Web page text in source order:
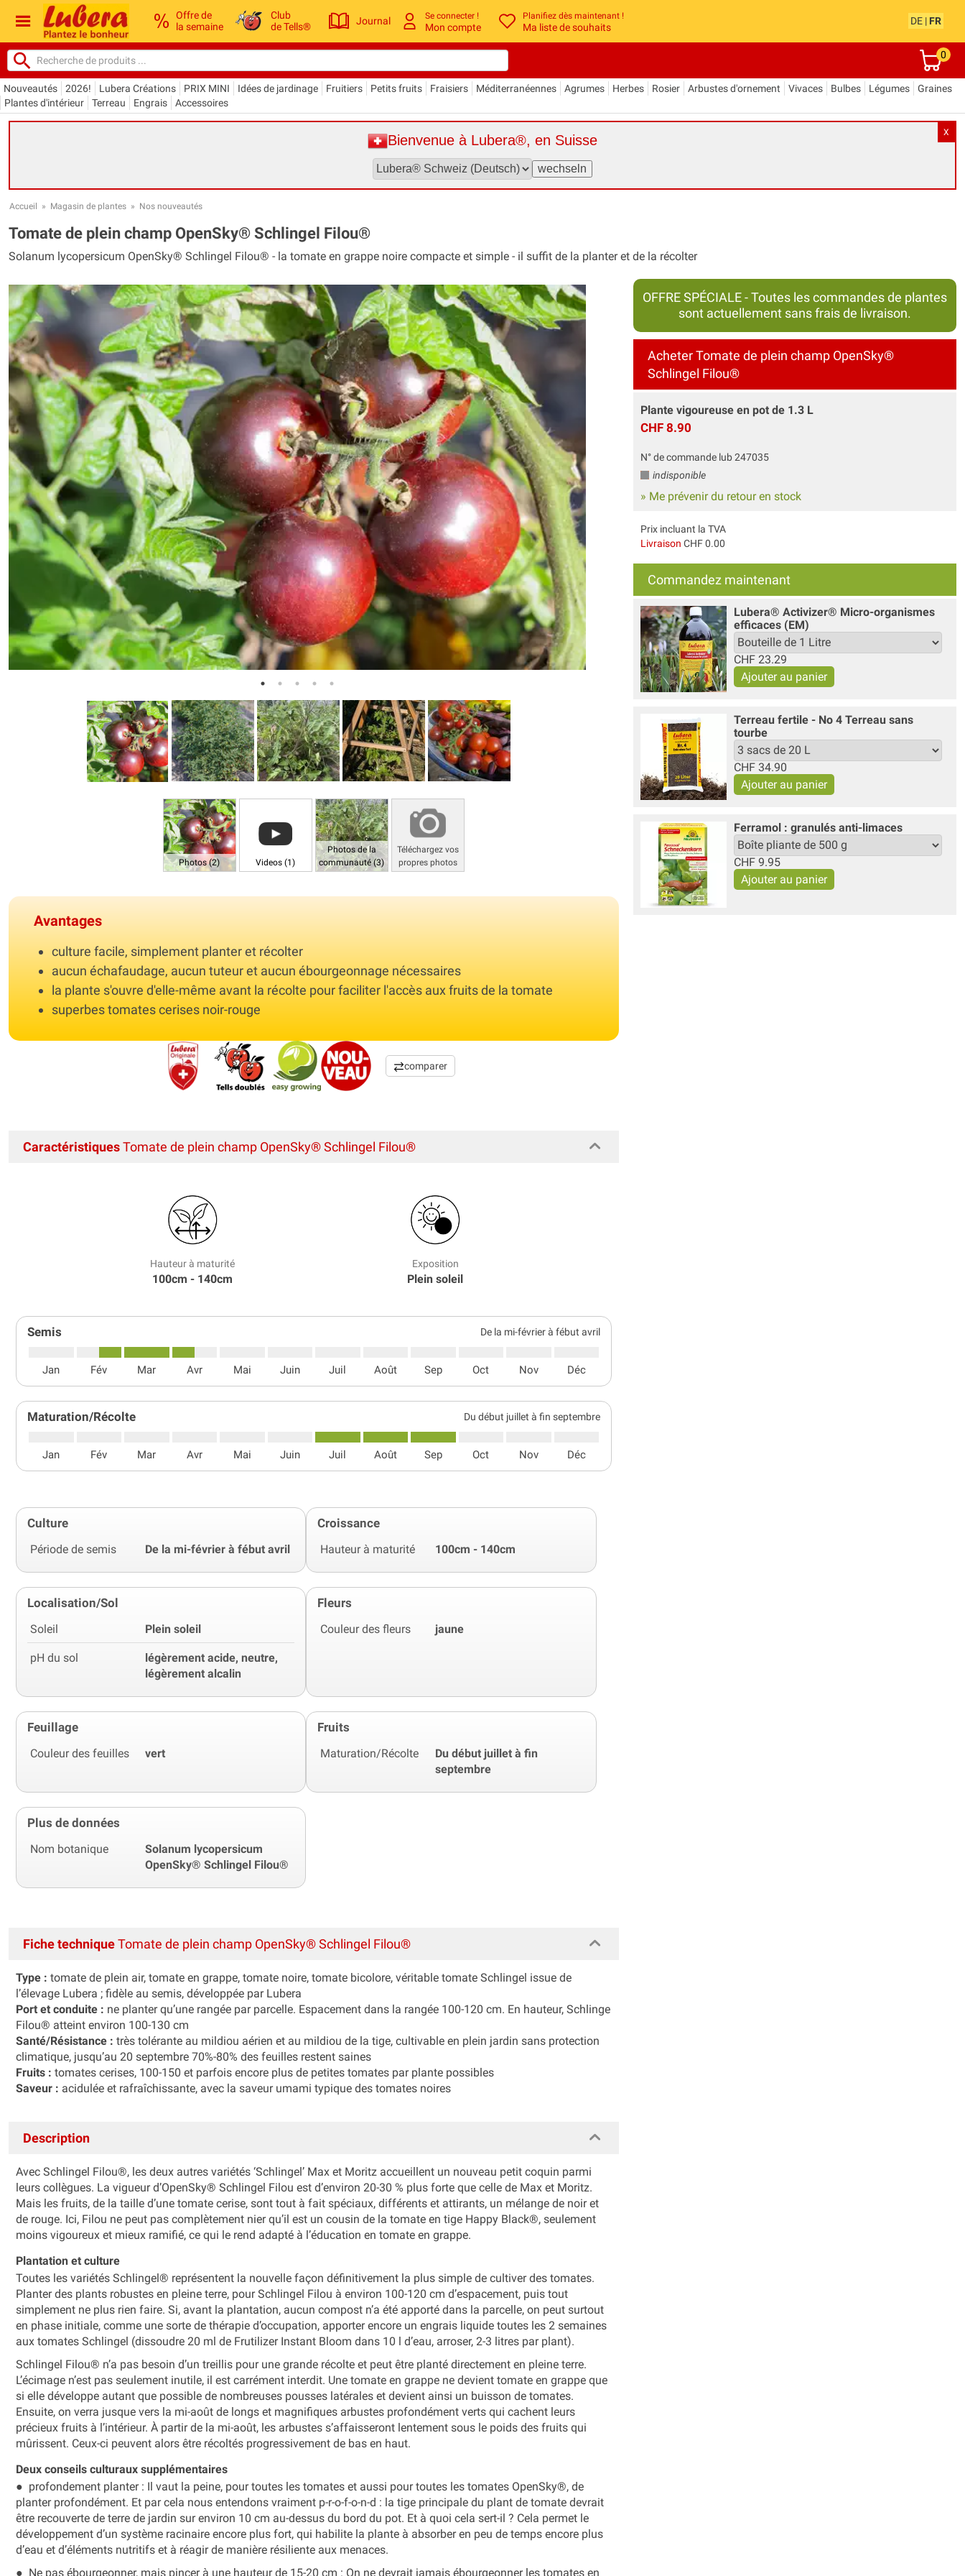
Offre de
la semaine
Club
de Tells®
Journal Se connecter !
Mon compte
Planifiez dès maintenant !
Ma liste de souhaits
DE | FR
0
Nouveautés 2026! Lubera Créations PRIX MINI Idées de jardinage Fruitiers Petits fruits Fraisiers Méditerranéennes Agrumes Herbes Rosier Arbustes d'ornement Vivaces Bulbes Légumes
Graines
Plantes d'intérieur
Terreau Engrais Accessoires
X
Bienvenue à Lubera®, en Suisse
Accueil » Magasin de plantes » Nos nouveautés
Tomate de plein champ OpenSky® Schlingel Filou®
Solanum lycopersicum OpenSky® Schlingel Filou® - la tomate en grappe noire compacte et simple - il suffit de la planter et de la récolter
Photos (2) Videos (1)
Photos de la
communauté (3)
Téléchargez vos
propres photos
Avantages
culture facile, simplement planter et récolter
aucun échafaudage, aucun tuteur et aucun ébourgeonnage nécessaires
la plante s'ouvre d'elle-même avant la récolte pour faciliter l'accès aux fruits de la tomate
superbes tomates cerises noir-rouge
comparer
OFFRE SPÉCIALE - Toutes les commandes de plantes
sont actuellement sans frais de livraison.
Acheter Tomate de plein champ OpenSky®
Schlingel Filou®
Plante vigoureuse en pot de 1.3 L
CHF 8.90
N° de commande lub 247035
indisponible
» Me prévenir du retour en stock
Prix incluant la TVA
Livraison CHF 0.00
Commandez maintenant
Lubera® Activizer® Micro-organismes
efficaces (EM)
CHF 23.29
Terreau fertile - No 4 Terreau sans
tourbe
CHF 34.90
Ferramol : granulés anti-limaces
CHF 9.95
CaractéristiquesTomate de plein champ OpenSky® Schlingel Filou®
Hauteur à maturité
100cm - 140cm
Exposition
Plein soleil
Semis De la mi-février à fébut avril
Jan Fév Mar Avr Mai Juin Juil Août Sep Oct Nov Déc
Maturation/Récolte Du début juillet à fin septembre
Jan Fév Mar Avr Mai Juin Juil Août Sep Oct Nov Déc
Culture
Période de semis De la mi-février à fébut avril
Croissance
Hauteur à maturité 100cm - 140cm
Localisation/Sol
Soleil Plein soleil
pH du sol
légèrement acide, neutre,
légèrement alcalin
Fleurs
Couleur des fleurs jaune
Feuillage
Couleur des feuilles vert
Fruits
Maturation/Récolte
Du début juillet à fin
septembre
Plus de données
Nom botanique
Solanum lycopersicum
OpenSky® Schlingel Filou®
Fiche techniqueTomate de plein champ OpenSky® Schlingel Filou®
Type : tomate de plein air, tomate en grappe, tomate noire, tomate bicolore, véritable tomate Schlingel issue de
l’élevage Lubera ; fidèle au semis, développée par Lubera
Port et conduite : ne planter qu’une rangée par parcelle. Espacement dans la rangée 100-120 cm. En hauteur, Schlinge
Filou® atteint environ 100-130 cm
Santé/Résistance : très tolérante au mildiou aérien et au mildiou de la tige, cultivable en plein jardin sans protection
climatique, jusqu’au 20 septembre 70%-80% des feuilles restent saines
Fruits : tomates cerises, 100-150 et parfois encore plus de petites tomates par plante possibles
Saveur : acidulée et rafraîchissante, avec la saveur umami typique des tomates noires
Description
Avec Schlingel Filou®, les deux autres variétés ‘Schlingel’ Max et Moritz accueillent un nouveau petit coquin parmi
leurs collègues. La vigueur d’OpenSky® Schlingel Filou est d’environ 20-30 % plus forte que celle de Max et Moritz.
Mais les fruits, de la taille d’une tomate cerise, sont tout à fait spéciaux, différents et attirants, un mélange de noir et
de rouge. Ici, Filou ne peut pas complètement nier qu’il est un cousin de la tomate en tige Happy Black®, seulement
moins vigoureux et mieux ramifié, ce qui le rend adapté à l’éducation en tomate en grappe.
Plantation et culture
Toutes les variétés Schlingel® représentent la nouvelle façon définitivement la plus simple de cultiver des tomates.
Planter des plants robustes en pleine terre, pour Schlingel Filou à environ 100-120 cm d’espacement, puis tout
simplement ne plus rien faire. Si, avant la plantation, aucun compost n’a été apporté dans la parcelle, on peut surtout
en phase initiale, comme une sorte de thérapie d’occupation, apporter encore un engrais liquide toutes les 2 semaines
aux tomates Schlingel (dissoudre 20 ml de Frutilizer Instant Bloom dans 10 l d’eau, arroser, 2-3 litres par plant).
Schlingel Filou® n’a pas besoin d’un treillis pour une grande récolte et peut être planté directement en pleine terre.
L’écimage n’est pas seulement inutile, il est carrément interdit. Une tomate en grappe ne devient tomate en grappe que
si elle développe autant que possible de nombreuses pousses latérales et devient ainsi un buisson de tomates.
Ensuite, on verra jusque vers la mi-août de longs et magnifiques arbustes profondément verts qui cachent leurs
précieux fruits à l’intérieur. À partir de la mi-août, les arbustes s’affaisseront lentement sous le poids des fruits qui
mûrissent. Ceux-ci peuvent alors être récoltés progressivement de bas en haut.
Deux conseils culturaux supplémentaires
● profondement planter : Il vaut la peine, pour toutes les tomates et aussi pour toutes les tomates OpenSky®, de
planter profondément. Et par cela nous entendons vraiment p-r-o-f-o-n-d : la tige principale du plant de tomate devrait
être recouverte de terre de jardin sur environ 10 cm au-dessus du bord du pot. Et à quoi cela sert-il ? Cela permet le
développement d’un système racinaire encore plus fort, qui habilite la plante à absorber en peu de temps encore plus
d’eau et d’éléments nutritifs et à réagir de manière résiliente aux menaces.
● Ne pas ébourgeonner, mais pincer à une hauteur de 15-20 cm : On ne devrait jamais ébourgeonner les tomates en